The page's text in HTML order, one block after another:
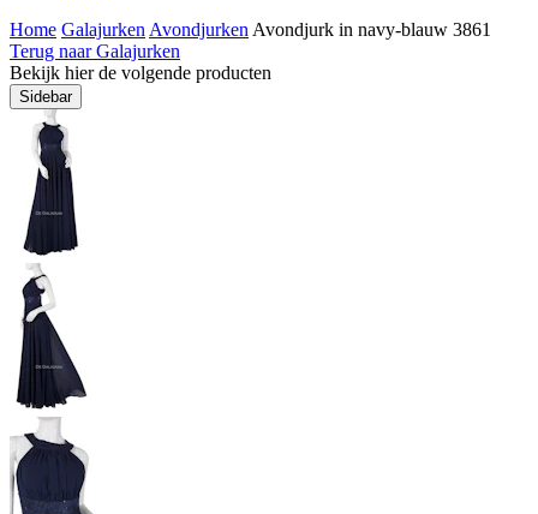
Home Galajurken Avondjurken Avondjurk in navy-blauw 3861
Terug naar Galajurken
Bekijk hier de volgende producten
Sidebar